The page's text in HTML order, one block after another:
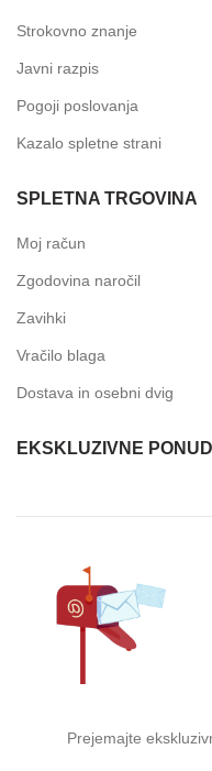
Strokovno znanje
Javni razpis
Pogoji poslovanja
Kazalo spletne strani
SPLETNA TRGOVINA
Moj račun
Zgodovina naročil
Zavihki
Vračilo blaga
Dostava in osebni dvig
EKSKLUZIVNE
Prejemajte